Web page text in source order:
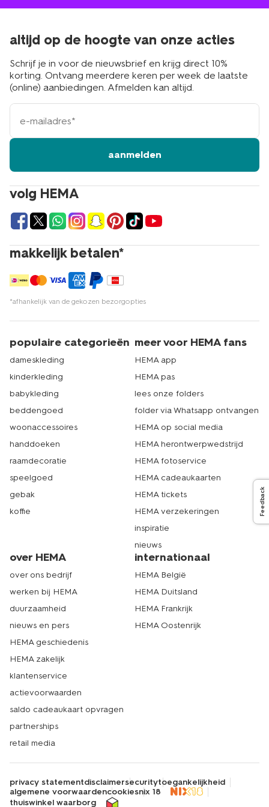
volg HEMA
makkelijk betalen*
*afhankelijk van de gekozen bezorgopties
altijd op de hoogte van onze acties
Schrijf je in voor de nieuwsbrief en krijg direct 10%
korting. Ontvang meerdere keren per week de laatste
(online) aanbiedingen. Afmelden kan altijd.
e-
mailadres
aanmelden
populaire categorieën
dameskleding
kinderkleding
babykleding
beddengoed
woonaccessoires
handdoeken
raamdecoratie
speelgoed
gebak
koffie
meer voor HEMA fans
HEMA app
HEMA pas
lees onze folders
folder via Whatsapp ontvangen
HEMA op social media
HEMA herontwerpwedstrijd
HEMA fotoservice
HEMA cadeaukaarten
HEMA tickets
HEMA verzekeringen
inspiratie
nieuws
over HEMA
over ons bedrijf
werken bij HEMA
duurzaamheid
nieuws en pers
HEMA geschiedenis
HEMA zakelijk
klantenservice
actievoorwaarden
saldo cadeaukaart opvragen
partnerships
retail media
internationaal
HEMA België
HEMA Duitsland
HEMA Frankrijk
HEMA Oostenrijk
privacy statementdisclaimersecuritytoegankelijkheid
algemene voorwaardencookiesnix 18
thuiswinkel waarborg
Feedback